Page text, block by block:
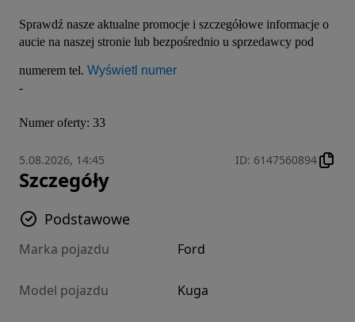
Sprawdź nasze aktualne promocje i szczegółowe informacje o
aucie na naszej stronie lub bezpośrednio u sprzedawcy pod
numerem tel. Wyświetl numer
-
Numer oferty: 33
5.08.2026, 14:45 ID: 6147560894
Szczegóły
Podstawowe
Marka pojazdu Ford
Model pojazdu Kuga